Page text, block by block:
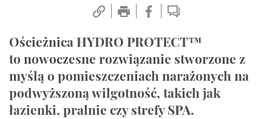
Ościeżnica HYDRO PROTECT™
to nowoczesne rozwiązanie stworzone z
myślą o pomieszczeniach narażonych na
podwyższoną wilgotność, takich jak
łazienki, pralnie czy strefy SPA.